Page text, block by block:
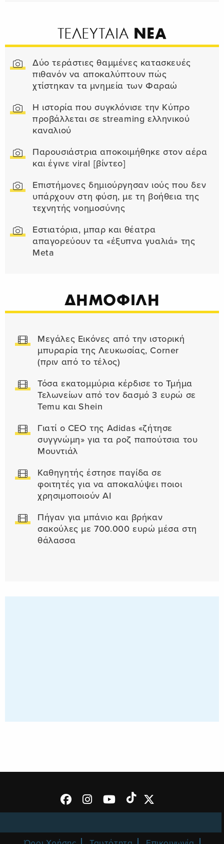
ΤΕΛΕΥΤΑΙΑ ΝΕΑ
Δύο τεράστιες θαμμένες κατασκευές
πιθανόν να αποκαλύπτουν πώς
χτίστηκαν τα μνημεία των Φαραώ
Η ιστορία που συγκλόνισε την Κύπρο
προβάλλεται σε streaming ελληνικού
καναλιού
Παρουσιάστρια αποκοιμήθηκε στον αέρα
και έγινε viral [βίντεο]
Επιστήμονες δημιούργησαν ιούς που δεν
υπάρχουν στη φύση, με τη βοήθεια της
τεχνητής νοημοσύνης
Εστιατόρια, μπαρ και θέατρα
απαγορεύουν τα «έξυπνα γυαλιά» της
Meta
ΔΗΜΟΦΙΛΗ
Μεγάλες Εικόνες από την ιστορική
μπυραρία της Λευκωσίας, Corner
(πριν από το τέλος)
Τόσα εκατομμύρια κέρδισε το Τμήμα
Τελωνείων από τον δασμό 3 ευρώ σε
Temu και Shein
Γιατί ο CEO της Adidas «ζήτησε
συγγνώμη» για τα ροζ παπούτσια του
Μουντιάλ
Καθηγητής έστησε παγίδα σε
φοιτητές για να αποκαλύψει ποιοι
χρησιμοποιούν AI
Πήγαν για μπάνιο και βρήκαν
σακούλες με 700.000 ευρώ μέσα στη
θάλασσα